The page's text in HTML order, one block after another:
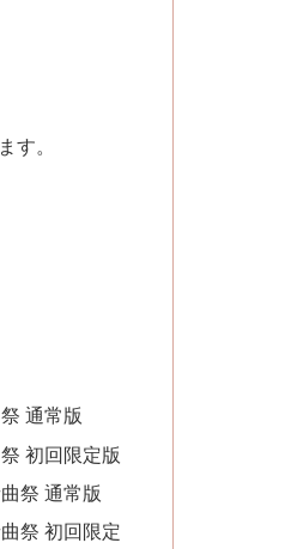
す。
通常版
初回限定版
祭 通常版
祭 初回限定